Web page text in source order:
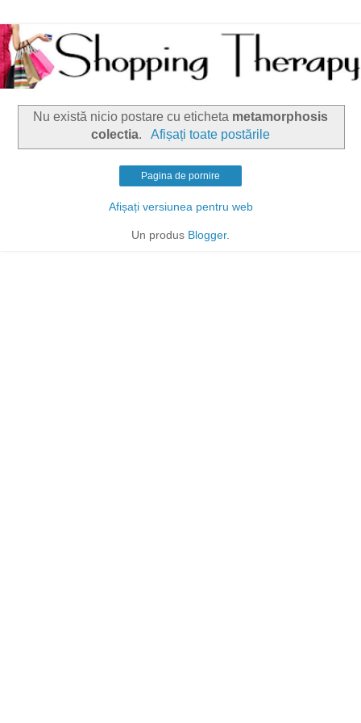
Nu există nicio postare cu eticheta metamorphosis
colectia. Afișați toate postările
Pagina de pornire
Afișați versiunea pentru web
Un produs Blogger.